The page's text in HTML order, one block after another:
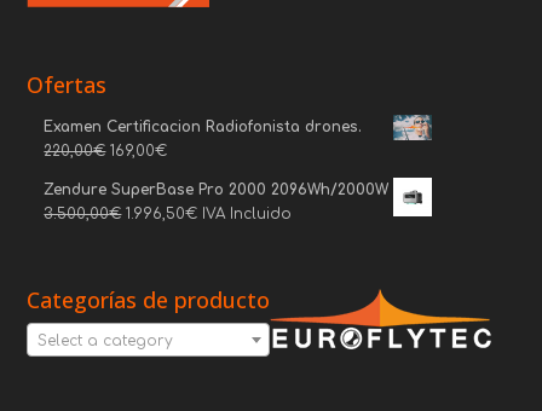
Ofertas
Examen Certificacion Radiofonista drones.
220,00€ 169,00€
Zendure SuperBase Pro 2000 2096Wh/2000W
3.500,00€ 1.996,50€ IVA Incluido
Categorías de producto
Select a category